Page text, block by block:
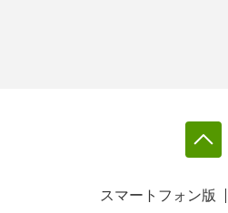
スマートフォン版